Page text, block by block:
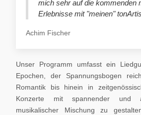
mich sehr auf die kommenden
Erlebnisse mit "meinen"
Achim Fischer
Unser Programm umfasst ein
Epochen, der Spannungsbogen
Romantik bis hinein in
Konzerte mit spannender und
musikalischer Mischung zu